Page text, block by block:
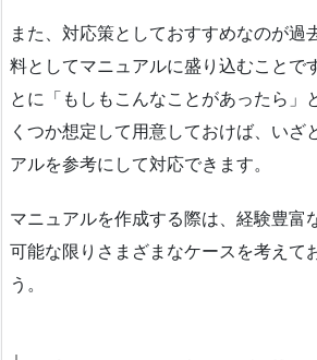
また、対応策としておすすめなのが過
料としてマニュアルに盛り込むことで
とに「もしもこんなことがあったら」
くつか想定して用意しておけば、いざ
アルを参考にして対応できます。
マニュアルを作成する際は、経験豊富
可能な限りさまざまなケースを考えて
う。